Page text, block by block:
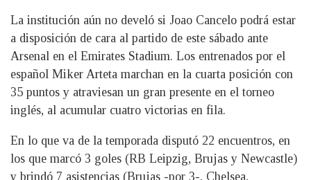
La institución aún no develó si Joao Cancelo podrá estar
a disposición de cara al partido de este sábado ante
Arsenal en el Emirates Stadium. Los entrenados por el
español Miker Arteta marchan en la cuarta posición con
35 puntos y atraviesan un gran presente en el torneo
inglés, al acumular cuatro victorias en fila.
En lo que va de la temporada disputó 22 encuentros, en
los que marcó 3 goles (RB Leipzig, Brujas y Newcastle)
y brindó 7 asistencias (Brujas -por 3-, Chelsea,